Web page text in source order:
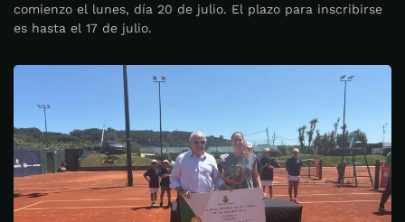
comienzo el lunes, día 20 de julio. El plazo para inscribirse
es hasta el 17 de julio.